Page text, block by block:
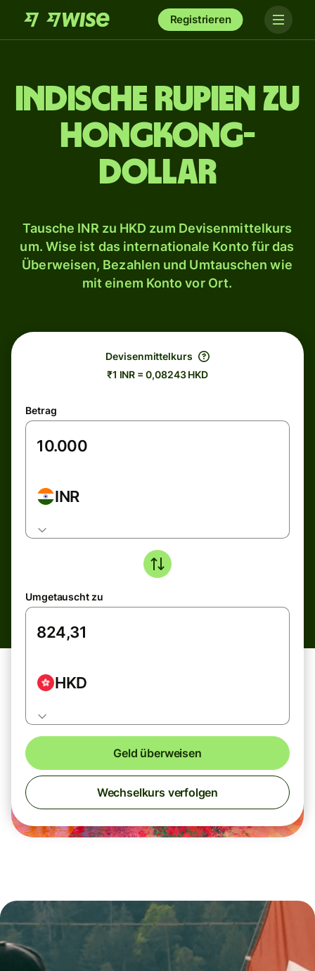
Registrieren
Indische Rupien zu
Hongkong-
Dollar
Tausche INR zu HKD zum Devisenmittelkurs
um. Wise ist das internationale Konto für das
Überweisen, Bezahlen und Umtauschen wie
mit einem Konto vor Ort.
Devisenmittelkurs
₹1 INR = 0,08243 HKD
Betrag
INR
Umgetauscht zu
HKD
Geld überweisen
Wechselkurs verfolgen